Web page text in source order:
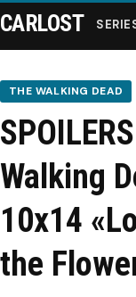
Series
Streaming
CARLOST
THE WALKING DEAD
Walking
10x14
the